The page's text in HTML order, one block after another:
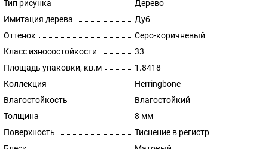
Тип рисунка
Дерево
Имитация дерева
Дуб
Оттенок
Серо-коричневый
Класс износостойкости
33
Площадь упаковки, кв.м
1.8418
Коллекция
Herringbone
Влагостойкость
Влагостойкий
Толщина
8 мм
Поверхность
Тиснение в регистр